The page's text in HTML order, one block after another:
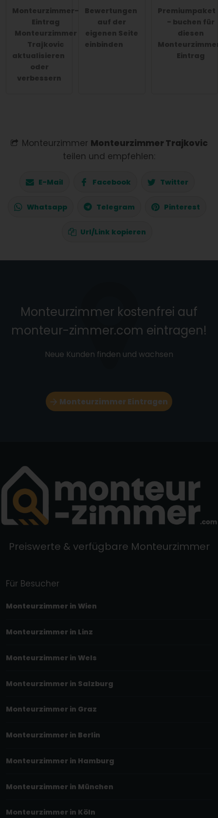
Monteurzimmer-
Eintrag
Monteurzimmer
Trajkovic
aktualisieren
oder
verbessern
Bewertungen
auf der
eigenen Seite
einbinden
Premiumpaket
- buchen für
diesen
Eintrag
Monteurzimmer Monteurzimmer Trajkovic
teilen und empfehlen:
E-Mail Facebook Twitter
Whatsapp Telegram Pinterest
Url/Link kopieren
Monteurzimmer kostenfrei auf
monteur-zimmer.com eintragen!
Neue Kunden finden und wachsen
Monteurzimmer Eintragen
Preiswerte & verfügbare Monteurzimmer
Für Besucher
Monteurzimmer in Wien
Monteurzimmer in Linz
Monteurzimmer in Wels
Monteurzimmer in Salzburg
Monteurzimmer in Graz
Monteurzimmer in Berlin
Monteurzimmer in Hamburg
Monteurzimmer in München
Monteurzimmer in Köln